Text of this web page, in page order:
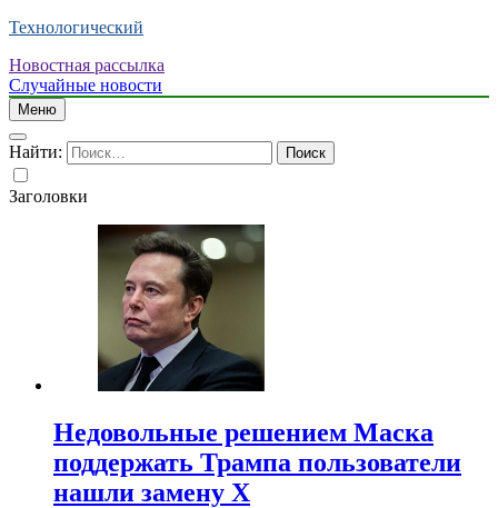
Технологический
Новостная рассылка
Случайные новости
Меню
Найти:
Заголовки
Недовольные решением Маска
поддержать Трампа пользователи
нашли замену X